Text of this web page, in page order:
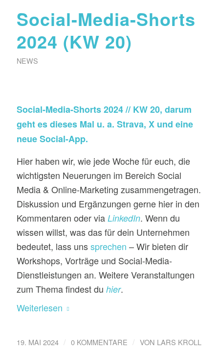
Social-Media-Shorts
2024 (KW 20)
NEWS
Social-Media-Shorts 2024 // KW 20, darum
geht es dieses Mal u. a. Strava, X und eine
neue Social-App.
Hier haben wir, wie jede Woche für euch, die
wichtigsten Neuerungen im Bereich Social
Media & Online-Marketing zusammengetragen.
Diskussion und Ergänzungen gerne hier in den
Kommentaren oder via LinkedIn. Wenn du
wissen willst, was das für dein Unternehmen
bedeutet, lass unssprechen – Wir bieten dir
Workshops, Vorträge und Social-Media-
Dienstleistungen an. Weitere Veranstaltungen
zum Thema findest du hier.
Weiterlesen
19. MAI 2024 / 0 KOMMENTARE / VON LARS KROLL